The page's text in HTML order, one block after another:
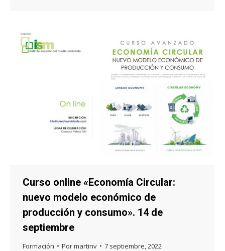
Curso online «Economía Circular:
nuevo modelo económico de
producción y consumo». 14 de
septiembre
Formación Pormartinv 7 septiembre, 2022